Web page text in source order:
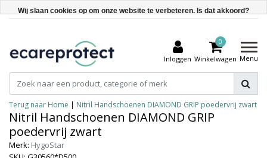
Inloggen
0
Winkelwagen Menu
Terug naar Home | Nitril Handschoenen DIAMOND GRIP poedervrij zwart
Nitril Handschoenen DIAMOND GRIP
poedervrij zwart
Merk: HygoStar
Wij slaan cookies op om onze website te verbeteren. Is dat akkoord?